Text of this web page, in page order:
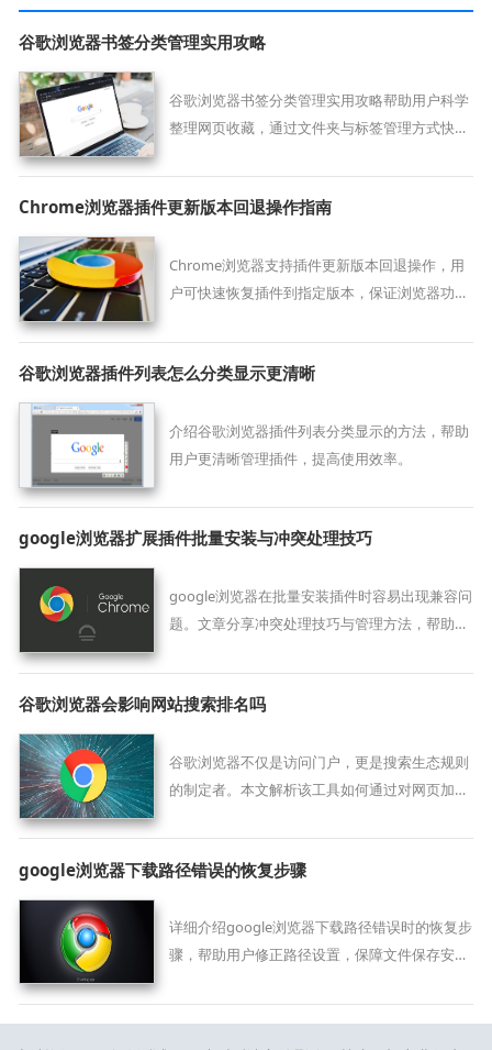
谷歌浏览器书签分类管理实用攻略
谷歌浏览器书签分类管理实用攻略帮助用户科学
整理网页收藏，通过文件夹与标签管理方式快速
作更加有条不紊。
Chrome浏览器插件更新版本回退操作指南
Chrome浏览器支持插件更新版本回退操作，用
户可快速恢复插件到指定版本，保证浏览器功能
谷歌浏览器插件列表怎么分类显示更清晰
介绍谷歌浏览器插件列表分类显示的方法，帮助
用户更清晰管理插件，提高使用效率。
google浏览器扩展插件批量安装与冲突处理技巧
google浏览器在批量安装插件时容易出现兼容问
题。文章分享冲突处理技巧与管理方法，帮助用
器使用体验。
谷歌浏览器会影响网站搜索排名吗
谷歌浏览器不仅是访问门户，更是搜索生态规则
的制定者。本文解析该工具如何通过对网页加载
展示排名。
google浏览器下载路径错误的恢复步骤
详细介绍google浏览器下载路径错误时的恢复步
骤，帮助用户修正路径设置，保障文件保存安